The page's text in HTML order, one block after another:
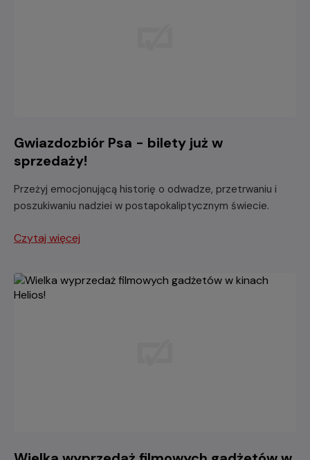
Gwiazdozbiór Psa - bilety już w
sprzedaży!
Przeżyj emocjonującą historię o odwadze, przetrwaniu i
poszukiwaniu nadziei w postapokaliptycznym świecie.
Czytaj więcej